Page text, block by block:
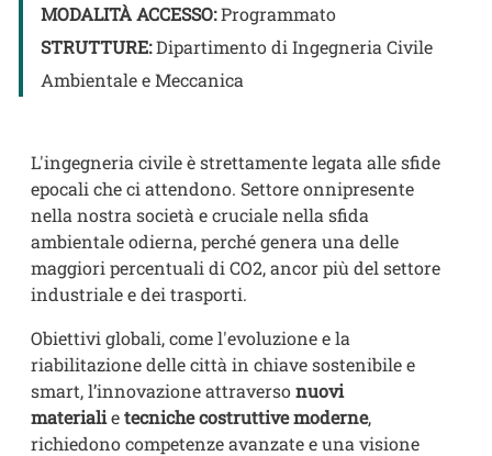
L'ingegneria civile è strettamente legata alle sfide
epocali che ci attendono. Settore onnipresente
nella nostra società e cruciale nella sfida
ambientale odierna, perché genera una delle
maggiori percentuali di CO2, ancor più del settore
industriale e dei trasporti.
Obiettivi globali, come l'evoluzione e la
riabilitazione delle città in chiave sostenibile e
smart, l’innovazione attraversonuovi
materialietecniche costruttive moderne,
richiedono competenze avanzate e una visione
MODALITÀ ACCESSO:Programmato
STRUTTURE:Dipartimento di Ingegneria Civile
Ambientale e Meccanica